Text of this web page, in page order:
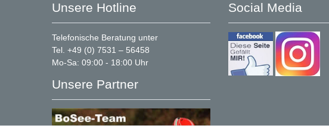
Unsere Hotline
Telefonische Beratung unter
Tel. +49 (0) 7531 – 56458
Mo-Sa: 09:00 - 18:00 Uhr
Unsere Partner
Social Media